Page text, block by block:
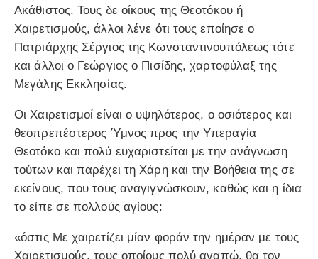
Ακάθιστος. Τους δε οίκους της Θεοτόκου ή
Χαιρετισμούς, άλλοι λένε ότι τους εποίησε ο
Πατριάρχης Σέργιος της Κωνσταντινουπόλεως τότε
και άλλοι ο Γεώργιος ο Πισίδης, χαρτοφύλαξ της
Μεγάλης Εκκλησίας.
Οι Χαιρετισμοί είναι ο υψηλότερος, ο οσιότερος και
θεοπρεπέστερος Ύμνος προς την Υπεραγία
Θεοτόκο και πολύ ευχαριστείται με την ανάγνωση
τούτων και παρέχει τη Χάρη και την Βοήθεια της σε
εκείνους, που τους αναγιγνώσκουν, καθώς και η ίδια
το είπε σε πολλούς αγίους:
«όστις Με χαιρετίζει μίαν φοράν την ημέραν με τους
Χαιρετισμούς, τους οποίους πολύ αγαπώ, θα τον